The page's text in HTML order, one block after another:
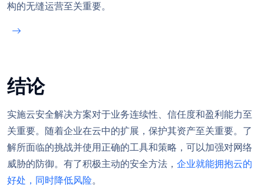
构的无缝运营至关重要。
结论
实施云安全解决方案对于业务连续性、信任度和盈利能力至
关重要。随着企业在云中的扩展，保护其资产至关重要。了
解所面临的挑战并使用正确的工具和策略，可以加强对网络
威胁的防御。有了积极主动的安全方法， 企业就能拥抱云的
好处，同时降低风险。